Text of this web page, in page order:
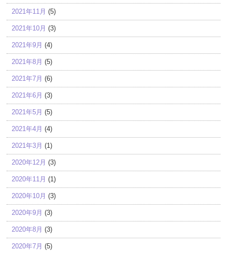
2021年11月 (5)
2021年10月 (3)
2021年9月 (4)
2021年8月 (5)
2021年7月 (6)
2021年6月 (3)
2021年5月 (5)
2021年4月 (4)
2021年3月 (1)
2020年12月 (3)
2020年11月 (1)
2020年10月 (3)
2020年9月 (3)
2020年8月 (3)
2020年7月 (5)